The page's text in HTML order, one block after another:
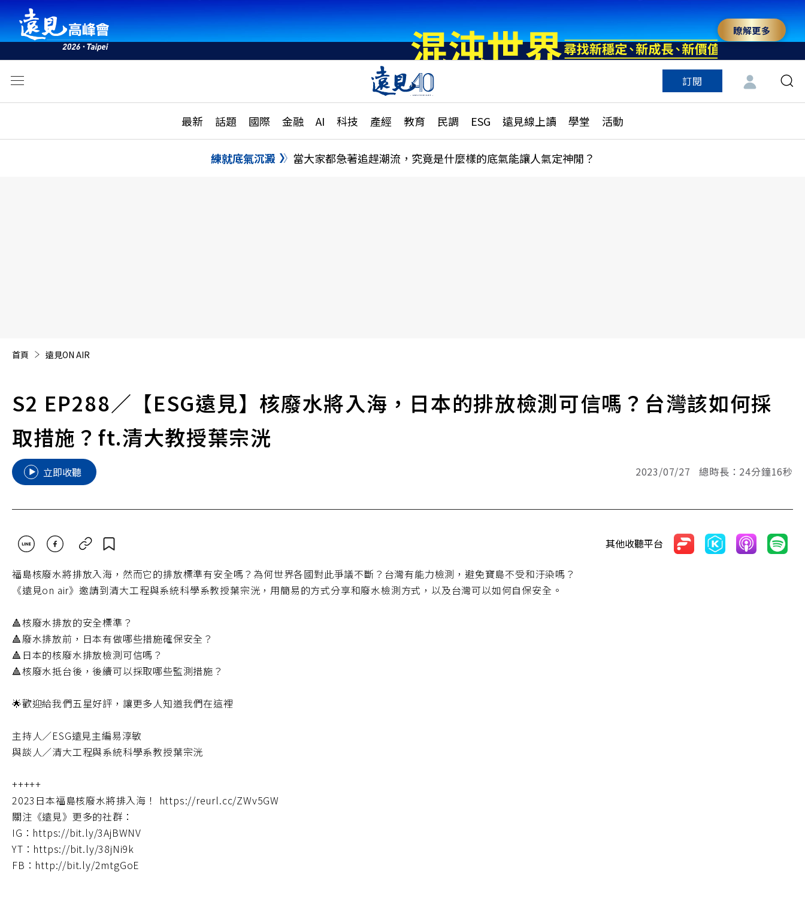
瞭解更多
訂閱
最新 話題 國際 金融 AI 科技 產經 教育 民調 ESG 遠見線上讀 學堂 活動
活動
話題
國際
特輯
大學升學、職涯攻略
縣市施政調查全解析
民調
更多訂閱方案
特色頻道
練就底氣沉澱 當大家都急著追趕潮流，究竟是什麼樣的底氣能讓人氣定神閒？
首頁 遠見ON AIR
S2 EP288／【ESG遠見】核廢水將入海，日本的排放檢測可信嗎？台灣該如何採
取措施？ft.清大教授葉宗洸
立即收聽 2023/07/27 總時長：24分鐘16秒
其他收聽平台
福島核廢水將排放入海，然而它的排放標準有安全嗎？為何世界各國對此爭議不斷？台灣有能力檢測，避免寶島不受和汙染嗎？
《遠見on air》邀請到清大工程與系統科學系教授葉宗洸，用簡易的方式分享和廢水檢測方式，以及台灣可以如何自保安全。
🔺核廢水排放的安全標準？
🔺廢水排放前，日本有做哪些措施確保安全？
🔺日本的核廢水排放檢測可信嗎？
🔺核廢水抵台後，後續可以採取哪些監測措施？
🌟歡迎給我們五星好評，讓更多人知道我們在這裡
主持人／ESG遠見主編易淳敏
與談人／清大工程與系統科學系教授葉宗洸
+++++
2023日本福島核廢水將排入海！ https://reurl.cc/ZWv5GW
關注《遠見》更多的社群：
IG：https://bit.ly/3AjBWNV
YT：https://bit.ly/38jNi9k
FB：http://bit.ly/2mtgGoE